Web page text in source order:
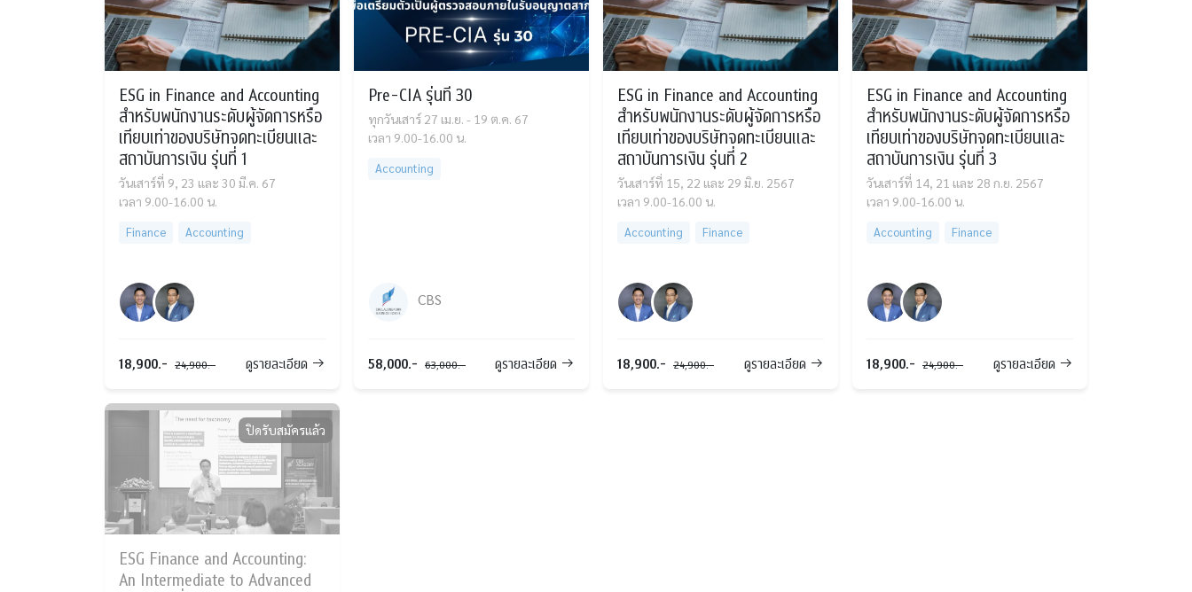
ESG in Finance and Accounting
สำหรับพนักงานระดับผู้จัดการหรือ
เทียบเท่าของบริษัทจดทะเบียนและ
สถาบันการเงิน รุ่นที่ 1
วันเสาร์ที่ 9, 23 และ 30 มี.ค. 67
เวลา 9.00-16.00 น.
Finance Accounting
18,900.- 24,900.- ดูรายละเอียด
Pre-CIA รุ่นที่ 30
ทุกวันเสาร์ 27 เม.ย. - 19 ต.ค. 67
เวลา 9.00-16.00 น.
Accounting
CBS
58,000.- 63,000.- ดูรายละเอียด
ESG in Finance and Accounting
สำหรับพนักงานระดับผู้จัดการหรือ
เทียบเท่าของบริษัทจดทะเบียนและ
สถาบันการเงิน รุ่นที่ 2
วันเสาร์ที่ 15, 22 และ 29 มิ.ย. 2567
เวลา 9.00-16.00 น.
Accounting Finance
18,900.- 24,900.- ดูรายละเอียด
ESG in Finance and Accounting
สำหรับพนักงานระดับผู้จัดการหรือ
เทียบเท่าของบริษัทจดทะเบียนและ
สถาบันการเงิน รุ่นที่ 3
วันเสาร์ที่ 14, 21 และ 28 ก.ย. 2567
เวลา 9.00-16.00 น.
Accounting Finance
18,900.- 24,900.- ดูรายละเอียด
ปิดรับสมัครแล้ว
ESG Finance and Accounting:
An Intermediate to Advanced